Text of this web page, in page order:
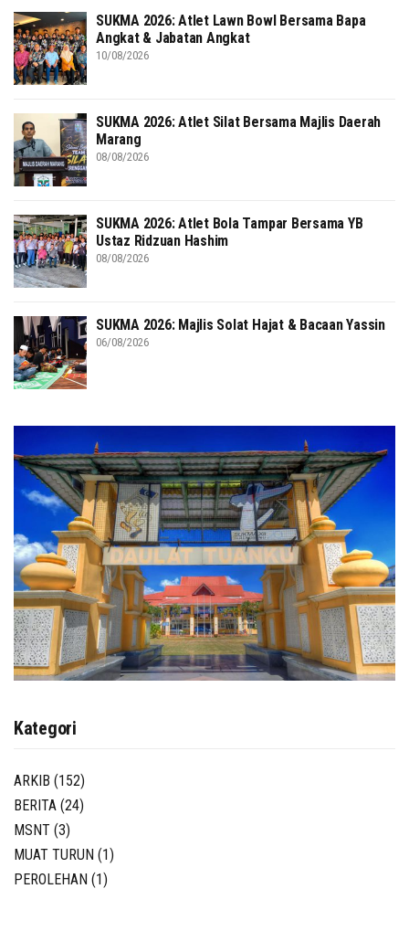
SUKMA 2026: Atlet Lawn Bowl Bersama Bapa
Angkat & Jabatan Angkat
10/08/2026
SUKMA 2026: Atlet Silat Bersama Majlis Daerah
Marang
08/08/2026
SUKMA 2026: Atlet Bola Tampar Bersama YB
Ustaz Ridzuan Hashim
08/08/2026
SUKMA 2026: Majlis Solat Hajat & Bacaan Yassin
06/08/2026
Kategori
ARKIB (152)
BERITA (24)
MSNT (3)
MUAT TURUN (1)
PEROLEHAN (1)